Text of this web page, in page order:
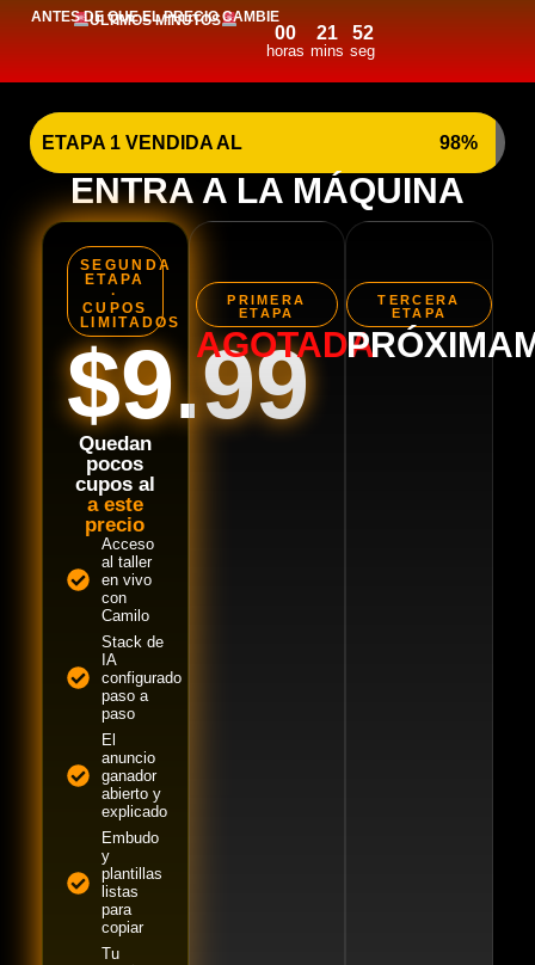
ULTIMOS MINUTOS
ANTES DE QUE EL PRECIO CAMBIE
00
horas
21
mins
51
seg
ETAPA 1 VENDIDA AL 98%
ENTRA A LA MÁQUINA
SEGUNDA
ETAPA
·
CUPOS
LIMITADOS
$9.99
Quedan
pocos
cupos al
a este
precio
Acceso
al taller
en vivo
con
Camilo
Stack de
IA
configurado
paso a
paso
El
anuncio
ganador
abierto y
explicado
Embudo
y
plantillas
listas
para
copiar
Tu
PRIMERA
ETAPA
AGOTADA
TERCERA
ETAPA